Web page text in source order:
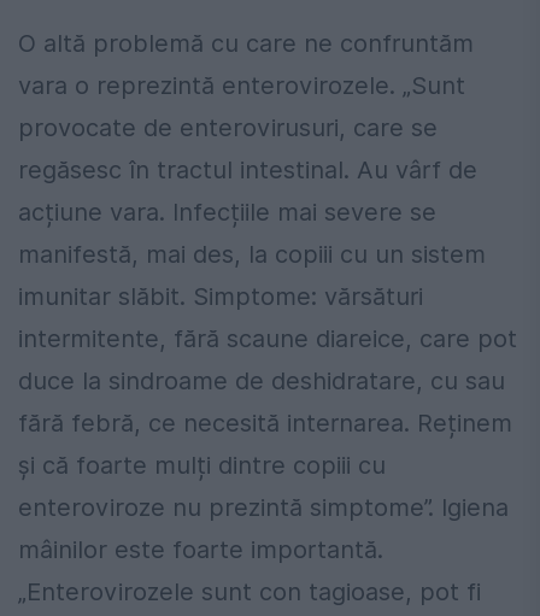
O altă problemă cu care ne confruntăm
vara o reprezintă enterovirozele. „Sunt
provocate de enterovirusuri, care se
regăsesc în tractul intestinal. Au vârf de
acțiune vara. Infecțiile mai severe se
manifestă, mai des, la copiii cu un sistem
imunitar slăbit. Simptome: vărsături
intermitente, fără scaune diareice, care pot
duce la sindroame de deshidratare, cu sau
fără febră, ce necesită internarea. Reținem
și că foarte mulți dintre copiii cu
enteroviroze nu prezintă simptome”. Igiena
mâinilor este foarte importantă.
„Enterovirozele sunt con tagioase, pot fi